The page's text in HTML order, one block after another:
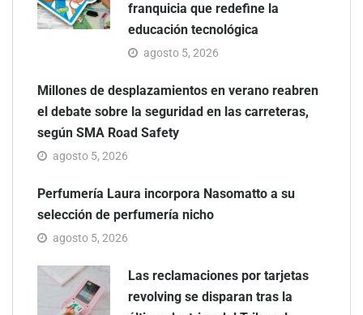
franquicia que redefine la
educación tecnológica
agosto 5, 2026
Millones de desplazamientos en verano reabren
el debate sobre la seguridad en las carreteras,
según SMA Road Safety
agosto 5, 2026
Perfumería Laura incorpora Nasomatto a su
selección de perfumería nicho
agosto 5, 2026
Las reclamaciones por tarjetas
revolving se disparan tras la